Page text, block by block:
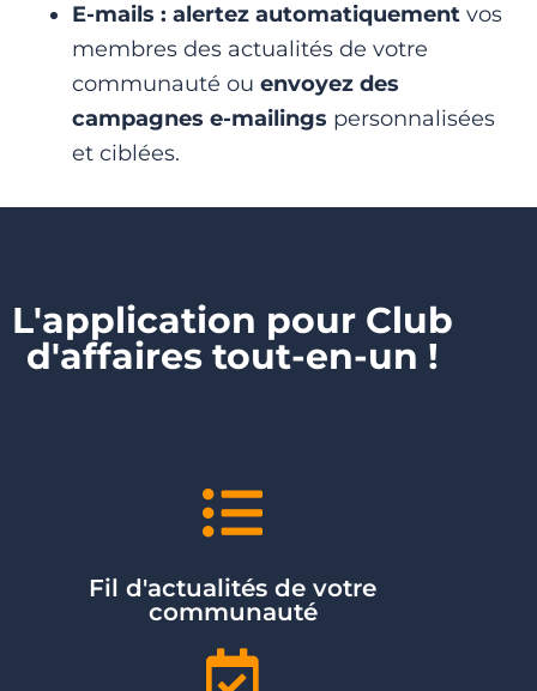
E-mails : alertez automatiquement vos
membres des actualités de votre
communauté ou envoyez des
campagnes e-mailings personnalisées
et ciblées.
L'application pour Club
d'affaires tout-en-un !
Fil d'actualités de votre
communauté